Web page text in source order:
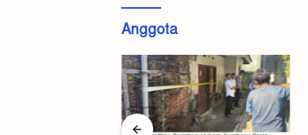
Anggota